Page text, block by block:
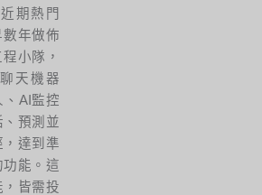
期熱門
年做佈
小隊，
天機器
、AI監控
預測並
達到準
能。這
皆需投